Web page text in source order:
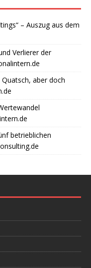
– Auszug aus dem
Verlierer der
aber doch
betrieblichen